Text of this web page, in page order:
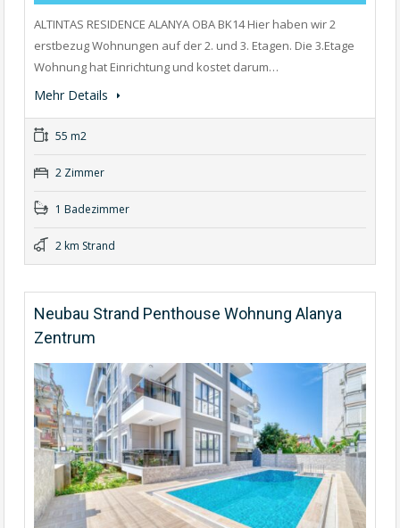
ALTINTAS RESIDENCE ALANYA OBA BK14 Hier haben wir 2
erstbezug Wohnungen auf der 2. und 3. Etagen. Die 3.Etage
Wohnung hat Einrichtung und kostet darum…
Mehr Details
55 m2
2 Zimmer
1 Badezimmer
2 km Strand
Neubau Strand Penthouse Wohnung Alanya
Zentrum